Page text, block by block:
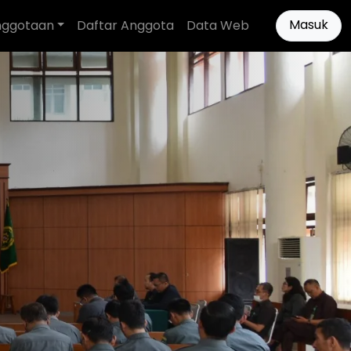
Daftar Anggota Data Web Masuk